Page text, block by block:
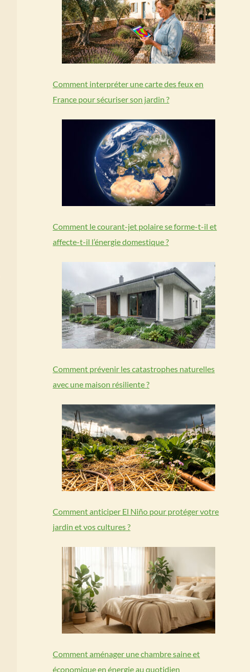
Comment interpréter une carte des feux en
France pour sécuriser son jardin ?
Comment le courant-jet polaire se forme-t-il et
affecte-t-il l’énergie domestique ?
Comment prévenir les catastrophes naturelles
avec une maison résiliente ?
Comment anticiper El Niño pour protéger votre
jardin et vos cultures ?
Comment aménager une chambre saine et
économique en énergie au quotidien